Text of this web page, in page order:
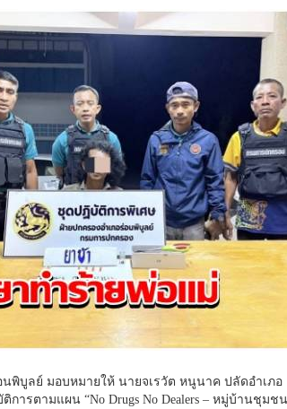
นพิบูลย์ มอบหมายให้ นายจเรวัต หนูนาค ปลัดอำเภอ
ารตามแผน “No Drugs No Dealers – หมู่บ้านชุมชน